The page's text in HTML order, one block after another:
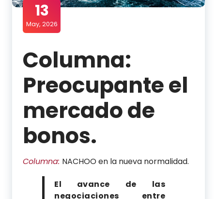
13
May, 2026
Columna:
Preocupante el
mercado de
bonos.
Columna: NACHOO en la nueva normalidad.
Compartir
por
Compartir
por
Compartir
por
Compartir
por
El avance de las
negociaciones entre